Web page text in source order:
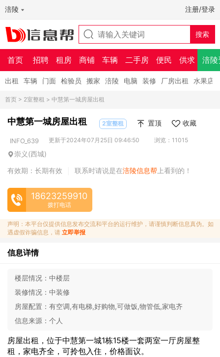
涪陵 注册/登录
首页 招聘 租房 商铺 车辆 二手房 便民 供求 涪陵
出租 车辆 门面 检验员 搬家 涪陵 电脑 装修 厂房出租 水果店
首页 > 2室整租 > 中慧第一城房屋出租
中慧第一城房屋出租 2室整租 置顶 收藏
INFO_639 更新于2024年07月25日 09:46:50 浏览：11015
崇义(西城)
有效期：长期有效
联系时请说是在涪陵信息帮 上看到的！
18623259910
拨打电话
声明：本平台仅提供信息发布交流和平台的运行维护，请谨慎判断信息真伪。如
遇虚假诈骗信息，请 立即举报
信息详情
楼层情况： 中楼层
装修情况： 中装修
房屋配置： 有空调,有电梯,好购物,可做饭,物管低,家电齐
信息来源： 个人
房屋出租，位于中慧第一城1栋15楼一套两室一厅房屋整
租，家电齐全，可拎包入住，价格面议。